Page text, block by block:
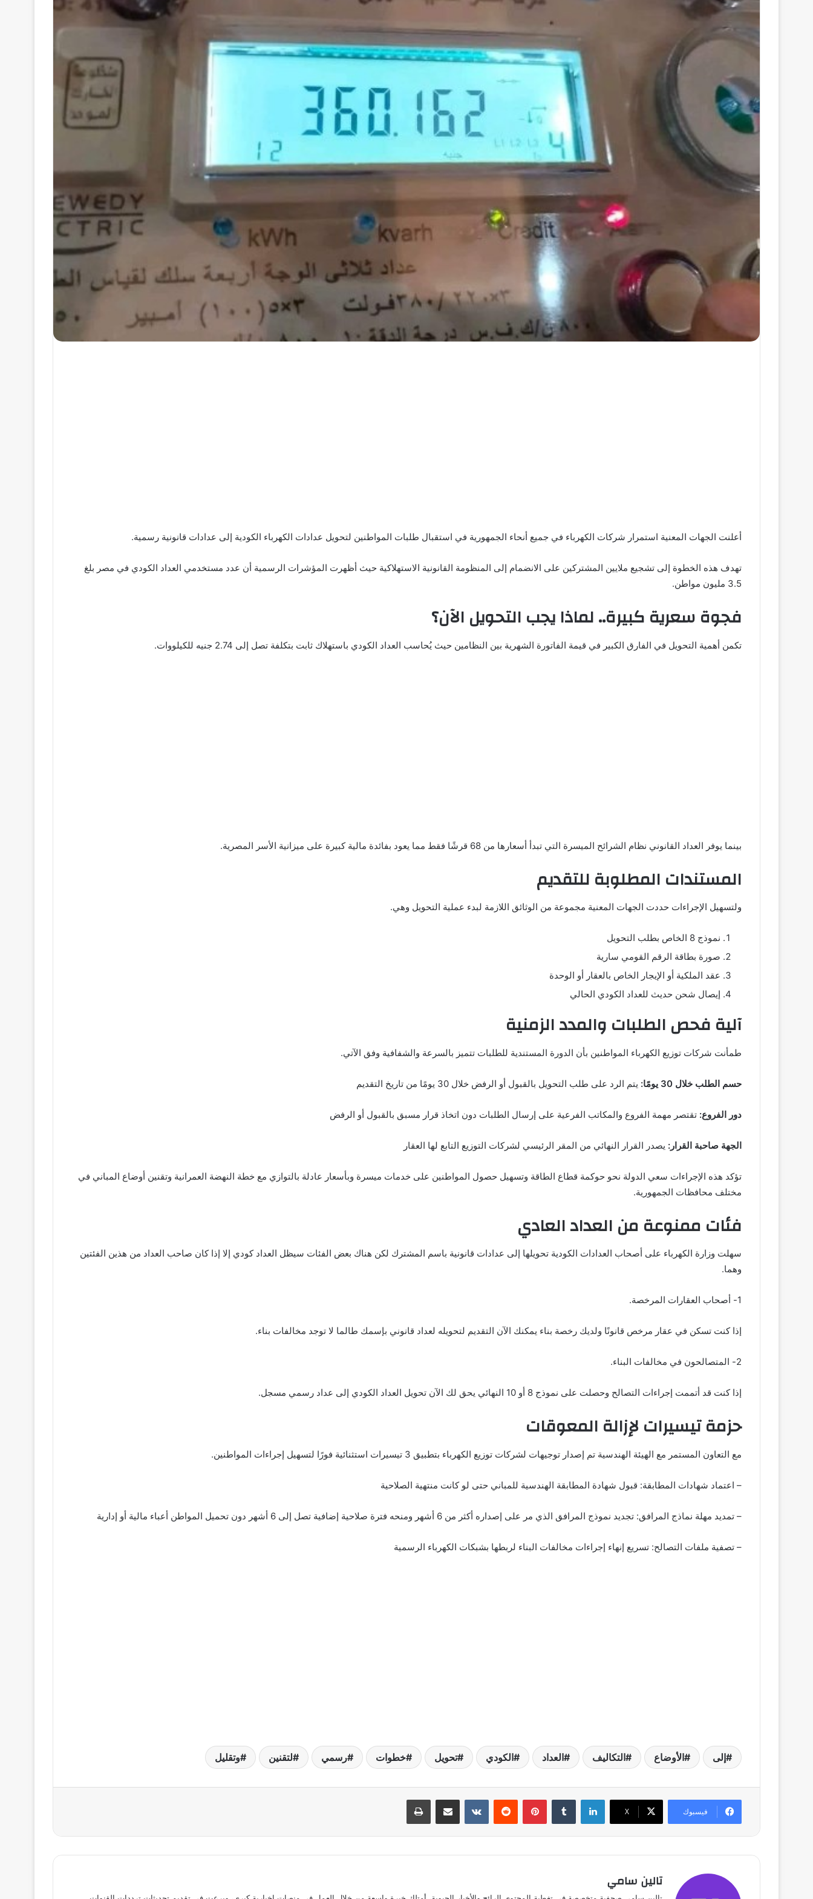
أعلنت الجهات المعنية استمرار شركات الكهرباء في جميع أنحاء الجمهورية في استقبال طلبات المواطنين لتحويل عدادات الكهرباء الكودية إلى عدادات قانونية رسمية.
تهدف هذه الخطوة إلى تشجيع ملايين المشتركين على الانضمام إلى المنظومة القانونية الاستهلاكية حيث أظهرت المؤشرات الرسمية أن عدد مستخدمي العداد الكودي في مصر بلغ
3.5 مليون مواطن.
فجوة سعرية كبيرة.. لماذا يجب التحويل الآن؟
تكمن أهمية التحويل في الفارق الكبير في قيمة الفاتورة الشهرية بين النظامين حيث يُحاسب العداد الكودي باستهلاك ثابت بتكلفة تصل إلى 2.74 جنيه للكيلووات.
بينما يوفر العداد القانوني نظام الشرائح الميسرة التي تبدأ أسعارها من 68 قرشًا فقط مما يعود بفائدة مالية كبيرة على ميزانية الأسر المصرية.
المستندات المطلوبة للتقديم
ولتسهيل الإجراءات حددت الجهات المعنية مجموعة من الوثائق اللازمة لبدء عملية التحويل وهي.
نموذج 8 الخاص بطلب التحويل
صورة بطاقة الرقم القومي سارية
عقد الملكية أو الإيجار الخاص بالعقار أو الوحدة
إيصال شحن حديث للعداد الكودي الحالي
آلية فحص الطلبات والمدد الزمنية
طمأنت شركات توزيع الكهرباء المواطنين بأن الدورة المستندية للطلبات تتميز بالسرعة والشفافية وفق الآتي.
حسم الطلب خلال 30 يومًا: يتم الرد على طلب التحويل بالقبول أو الرفض خلال 30 يومًا من تاريخ التقديم
دور الفروع: تقتصر مهمة الفروع والمكاتب الفرعية على إرسال الطلبات دون اتخاذ قرار مسبق بالقبول أو الرفض
الجهة صاحبة القرار: يصدر القرار النهائي من المقر الرئيسي لشركات التوزيع التابع لها العقار
تؤكد هذه الإجراءات سعي الدولة نحو حوكمة قطاع الطاقة وتسهيل حصول المواطنين على خدمات ميسرة وبأسعار عادلة بالتوازي مع خطة النهضة العمرانية وتقنين أوضاع المباني في
مختلف محافظات الجمهورية.
فئات ممنوعة من العداد العادي
سهلت وزارة الكهرباء على أصحاب العدادات الكودية تحويلها إلى عدادات قانونية باسم المشترك لكن هناك بعض الفئات سيظل العداد كودي إلا إذا كان صاحب العداد من هذين الفئتين
وهما.
1- أصحاب العقارات المرخصة.
إذا كنت تسكن في عقار مرخص قانونًا ولديك رخصة بناء يمكنك الآن التقديم لتحويله لعداد قانوني بإسمك طالما لا توجد مخالفات بناء.
2- المتصالحون في مخالفات البناء.
إذا كنت قد أتممت إجراءات التصالح وحصلت على نموذج 8 أو 10 النهائي يحق لك الآن تحويل العداد الكودي إلى عداد رسمي مسجل.
حزمة تيسيرات لإزالة المعوقات
مع التعاون المستمر مع الهيئة الهندسية تم إصدار توجيهات لشركات توزيع الكهرباء بتطبيق 3 تيسيرات استثنائية فورًا لتسهيل إجراءات المواطنين.
– اعتماد شهادات المطابقة: قبول شهادة المطابقة الهندسية للمباني حتى لو كانت منتهية الصلاحية
– تمديد مهلة نماذج المرافق: تجديد نموذج المرافق الذي مر على إصداره أكثر من 6 أشهر ومنحه فترة صلاحية إضافية تصل إلى 6 أشهر دون تحميل المواطن أعباء مالية أو إدارية
– تصفية ملفات التصالح: تسريع إنهاء إجراءات مخالفات البناء لربطها بشبكات الكهرباء الرسمية
إلى الأوضاع التكاليف العداد الكودي تحويل خطوات رسمي لتقنين وتقليل
فيسبوك X
لينكدإن بينتيريست مشاركة عبر البريد طباعة
تالين سامي